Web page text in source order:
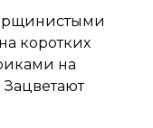
коротких
на
Зацветают